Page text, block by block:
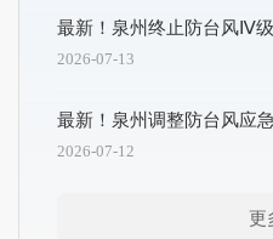
最新！泉州终止防台风Ⅳ
2026-07-13
最新！泉州调整防台风应
2026-07-12
更